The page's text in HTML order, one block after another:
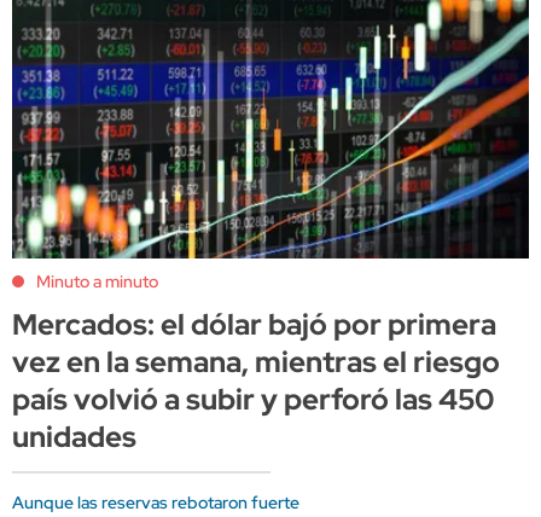
Minuto a minuto
Mercados: el dólar bajó por primera
vez en la semana, mientras el riesgo
país volvió a subir y perforó las 450
unidades
Aunque las reservas rebotaron fuerte